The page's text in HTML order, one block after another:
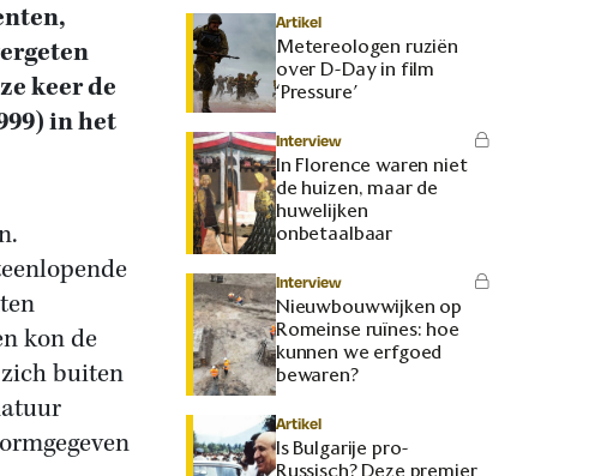
keer de
in het
kon de
buiten
Artikel
Metereologen ruziën
over D-Day in film
‘Pressure’
Interview
In Florence waren niet
de huizen, maar de
huwelijken
onbetaalbaar
Interview
Nieuwbouwwijken op
Romeinse ruïnes: hoe
kunnen we erfgoed
bewaren?
Artikel
Is Bulgarije pro-
Russisch? Deze premier